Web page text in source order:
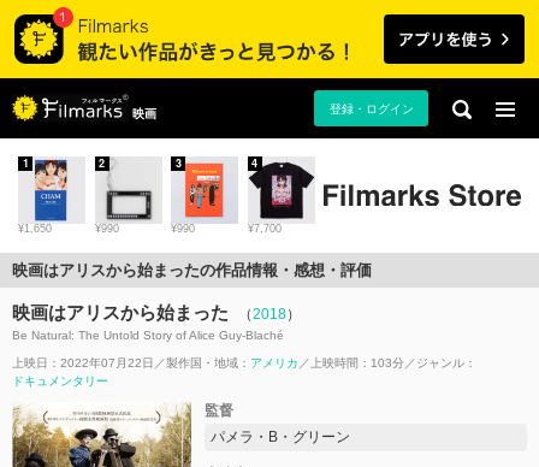
映画 登録・ログイン
¥1,650
1
¥990
2
¥990
3
¥7,700
4
映画はアリスから始まったの作品情報・感想・評価
映画はアリスから始まった （2018）
Be Natural: The Untold Story of Alice Guy-Blaché
上映日：2022年07月22日 製作国・地域： アメリカ 上映時間：103分
ジャンル：
ドキュメンタリー
監督
パメラ・B・グリーン